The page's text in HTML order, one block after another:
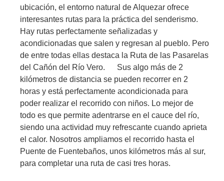
ubicación, el entorno natural de Alquezar ofrece
interesantes rutas para la práctica del senderismo.
Hay rutas perfectamente señalizadas y
acondicionadas que salen y regresan al pueblo. Pero
de entre todas ellas destaca la Ruta de las Pasarelas
del Cañón del Río Vero. Sus algo más de 2
kilómetros de distancia se pueden recorrer en 2
horas y está perfectamente acondicionada para
poder realizar el recorrido con niños. Lo mejor de
todo es que permite adentrarse en el cauce del río,
siendo una actividad muy refrescante cuando aprieta
el calor. Nosotros ampliamos el recorrido hasta el
Puente de Fuentebaños, unos kilómetros más al sur,
para completar una ruta de casi tres horas.